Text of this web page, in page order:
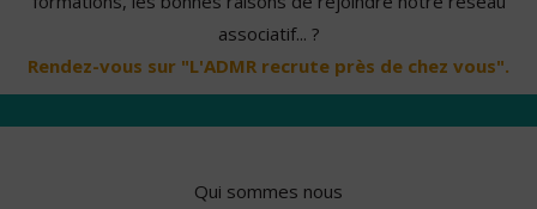
associatif... ?
Rendez-vous sur "L'ADMR recrute près de chez vous".
Qui sommes nous